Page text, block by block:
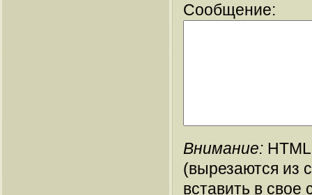
Сообщение:
Внимание:
(вырезаются из
вставить в